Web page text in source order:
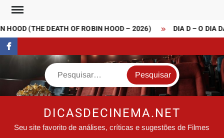
Skip
content(THE DEATH OF ROBIN HOOD – 2026) DIA D – O DIA
FaceBook
Search
DICASDECINEMA.NET
Seu site favorito de análises, críticas e sugestões de Filmes